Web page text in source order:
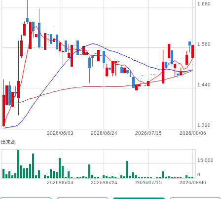
2026/08/06
2026/07/15
2026/06/24
2026/06/03
1,320
1,440
1,560
1,680
出来高
2026/08/06
2026/07/15
2026/06/24
2026/06/03
0
15,000